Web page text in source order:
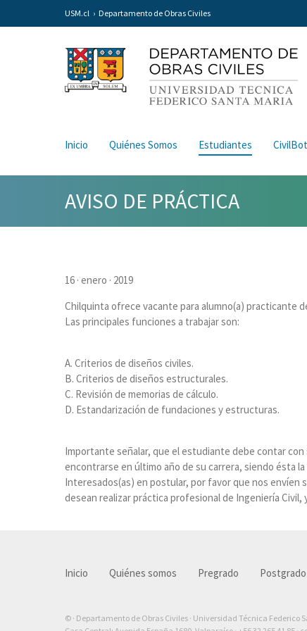
USM.cl Departamento de Obras Civiles
Inicio Quiénes Somos Estudiantes CivilBot
AVISO DE PRÁCTICA
16 · enero · 2019
Chilquinta ofrece vacante para alumno(a) practicante
Las principales funciones a trabajar son:
A. Criterios de diseños civiles.
B. Criterios de diseños estructurales.
C. Revisión de memorias de cálculo.
D. Estandarización de fundaciones y estructuras.
Importante señalar, que el estudiante debe contar
encontrarse en último año de su carrera, siendo ésta
Interesados(as) en postular, por favor que nos envíen
desean realizar práctica profesional de Ingeniería
Inicio Quiénes somos Pregrado Postgrado
© · Departamento de Obras Civiles · Universidad Técnica Federico